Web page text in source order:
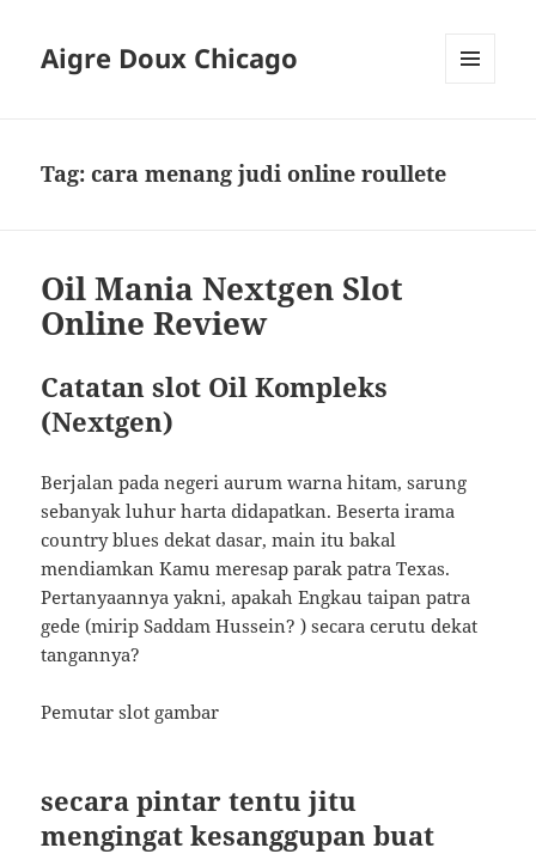
Aigre Doux Chicago
Tag:cara menang judi online roullete
Oil Mania Nextgen Slot
Online Review
Catatan slot Oil Kompleks
(Nextgen)
Berjalan pada negeri aurum warna hitam, sarung
sebanyak luhur harta didapatkan. Beserta irama
country blues dekat dasar, main itu bakal
mendiamkan Kamu meresap parak patra Texas.
Pertanyaannya yakni, apakah Engkau taipan patra
gede (mirip Saddam Hussein? ) secara cerutu dekat
tangannya?
Pemutar slot gambar
secara pintar tentu jitu
mengingat kesanggupan buat